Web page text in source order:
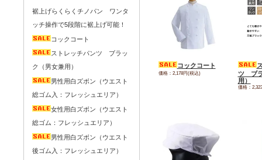
コックコート
価格：2,178円(税込)
ツ ブラ
用）
価格：
裾上げらくらくチノパン ワンタ
ッチ操作で5段階に裾上げ可能！
コックコート
ストレッチパンツ ブラッ
ク（男女兼用）
男性用白ズボン（ウエスト
総ゴム入：フレッシュエリア）
女性用白ズボン（ウエスト
総ゴム：フレッシュエリア）
男性用白ズボン（ウエスト
後ゴム入：フレッシュエリア）